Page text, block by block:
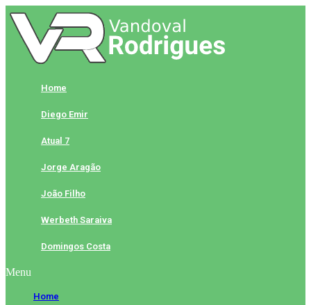
Skip
to
content
Home
Diego Emir
Atual 7
Jorge Aragão
João Filho
Werbeth Saraiva
Domingos Costa
Menu
Home